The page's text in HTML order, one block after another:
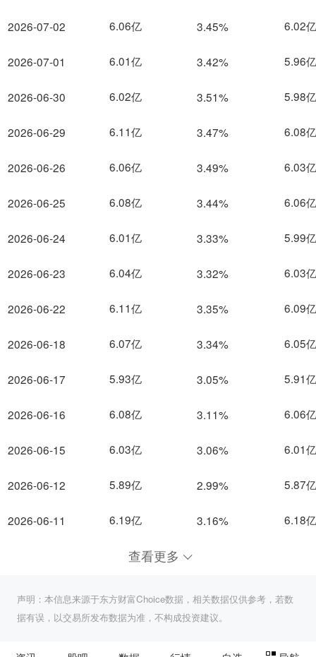
2026-07-02
2026-07-01
2026-06-30
2026-06-29
2026-06-26
2026-06-25
2026-06-24
2026-06-23
2026-06-22
2026-06-18
2026-06-17
2026-06-16
2026-06-15
2026-06-12
2026-06-11
6.06亿 3.45% 6.02亿
6.01亿 3.42% 5.96亿
6.02亿 3.51% 5.98亿
6.11亿 3.47% 6.08亿
6.06亿 3.49% 6.03亿
6.08亿 3.44% 6.06亿
6.01亿 3.33% 5.99亿
6.04亿 3.32% 6.03亿
6.11亿 3.35% 6.09亿
6.07亿 3.34% 6.05亿
5.93亿 3.05% 5.91亿
6.08亿 3.11% 6.06亿
6.03亿 3.06% 6.01亿
5.89亿 2.99% 5.87亿
6.19亿 3.16% 6.18亿
查看更多
声明：本信息来源于东方财富Choice数据，相关数据仅供参考，若数
据有误，以交易所发布数据为准，不构成投资建议。